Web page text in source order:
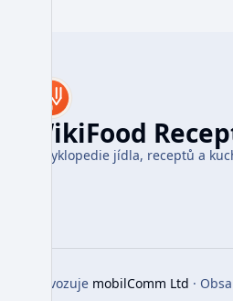
Toggle preferences menu
WikiFood
Encyklopedie jídla, receptů a
Provozuje mobilComm Ltd ·